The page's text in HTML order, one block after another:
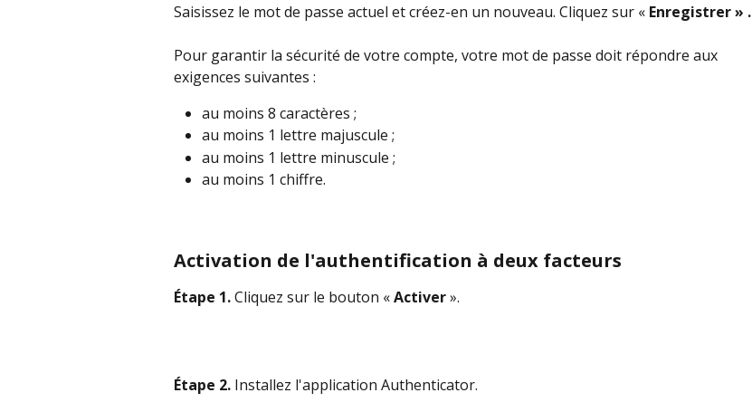
Saisissez le mot de passe actuel et créez-en un nouveau. Cliquez sur « Enregistrer » .
Pour garantir la sécurité de votre compte, votre mot de passe doit répondre aux
exigences suivantes :
au moins 8 caractères ;
au moins 1 lettre majuscule ;
au moins 1 lettre minuscule ;
au moins 1 chiffre.
Activation de l'authentification à deux facteurs
Étape 1. Cliquez sur le bouton « Activer ».
Étape 2. Installez l'application Authenticator.